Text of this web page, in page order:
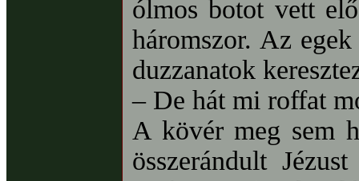
ólmos botot vett
háromszor. Az
duzzanatok
– De hát mi roffat
A kövér meg sem
összerándult